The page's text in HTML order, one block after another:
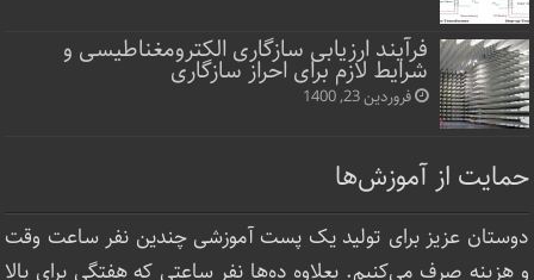
فرآیند ارزیابی سازگاری الکترومغناطیسی و
شرایط لازم برای احراز سازگاری
فروردین 23, 1400
حمایت از آموزش‌ها
دوستان عزیز برای تولید یک پست آموزشی چندین نفر ساعت‌ وقت
و هزینه صرف می‌کنیم. بعلاوه ده‌ها نفر ساعتی که هفتگی برای بالا